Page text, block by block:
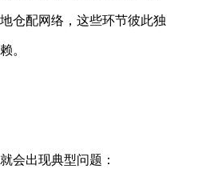
仓配网络，这些环节彼此独
。
会出现典型问题：